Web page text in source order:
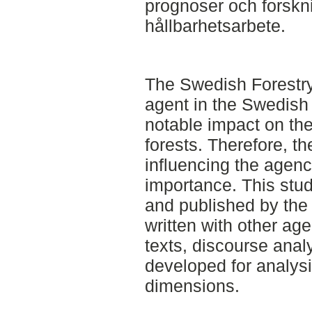
prognoser och
hållbarhetsarbete.
The Swedish
agent in the
notable impact on
forests. Therefore,
influencing the
importance. This
and published by
written with other
texts, discourse
developed for
dimensions.